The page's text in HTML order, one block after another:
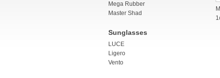
Mega Rubber
Master Shad
Sunglasses
LUCE
Ligero
Vento